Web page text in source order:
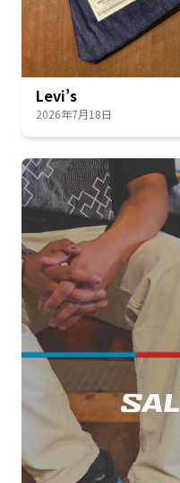
Levi’s
2026年7月18日